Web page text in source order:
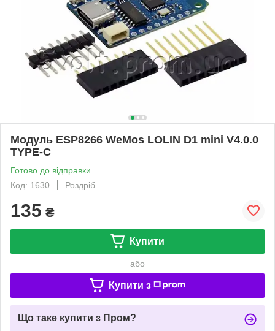
Модуль ESP8266 WeMos LOLIN D1 mini V4.0.0
TYPE-C
Готово до відправки
Код: 1630
Роздріб
135 ₴
Купити
або
Купити з
Що таке купити з Пром?